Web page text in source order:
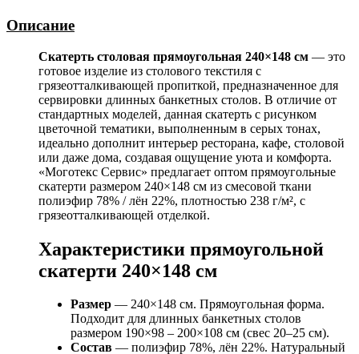
Описание
Скатерть столовая прямоугольная 240×148 см — это
готовое изделие из столового текстиля с
грязеотталкивающей пропиткой, предназначенное для
сервировки длинных банкетных столов. В отличие от
стандартных моделей, данная скатерть с рисунком
цветочной тематики, выполненным в серых тонах,
идеально дополнит интерьер ресторана, кафе, столовой
или даже дома, создавая ощущение уюта и комфорта.
«Моготекс Сервис» предлагает оптом прямоугольные
скатерти размером 240×148 см из смесовой ткани
полиэфир 78% / лён 22%, плотностью 238 г/м², с
грязеотталкивающей отделкой.
Характеристики прямоугольной
скатерти 240×148 см
Размер — 240×148 см. Прямоугольная форма.
Подходит для длинных банкетных столов
размером 190×98 – 200×108 см (свес 20–25 см).
Состав — полиэфир 78%, лён 22%. Натуральный